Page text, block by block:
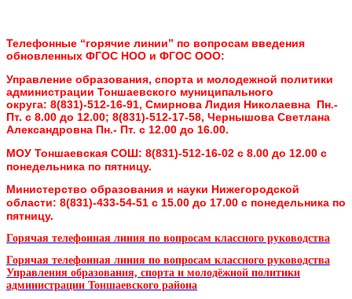
Телефонные “горячие линии” по вопросам введения
обновленных ФГОС НОО и ФГОС ООО:
Управление образования, спорта и молодежной политики
администрации Тоншаевского муниципального
округа: 8(831)-512-16-91, Смирнова Лидия Николаевна Пн.-
Пт. с 8.00 до 12.00; 8(831)-512-17-58, Чернышова Светлана
Александровна Пн.- Пт. с 12.00 до 16.00.
МОУ Тоншаевская СОШ: 8(831)-512-16-02 с 8.00 до 12.00 с
понедельника по пятницу.
Министерство образования и науки Нижегородской
области: 8(831)-433-54-51 с 15.00 до 17.00 с понедельника по
пятницу.
Горячая телефонная линия по вопросам классного руководства
Горячая телефонная линия по вопросам классного руководства
Управления образования, спорта и молодёжной политики
администрации Тоншаевского района